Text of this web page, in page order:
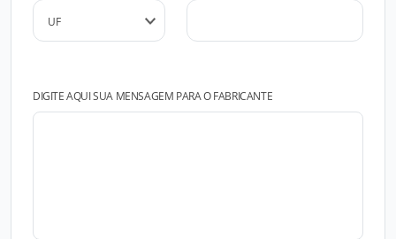
DIGITE AQUI SUA MENSAGEM PARA O FABRICANTE